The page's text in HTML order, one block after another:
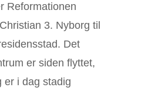
Reformationen
3. Nyborg til
Det
er siden flyttet,
er i dag stadig